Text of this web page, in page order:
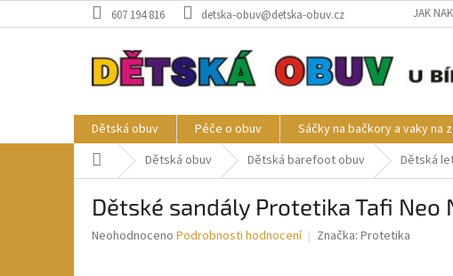
na
607 194 816 detska-obuv@detska-obuv.cz JAK
Dětská obuv Péče o obuv Sáčky na bačkory a vaky na
Domů Dětská obuv Dětská barefoot obuv Dětská
Dětské sandály Protetika Tafi Neo
Průměrné
Neohodnoceno Podrobnosti hodnocení Značka: Protetika